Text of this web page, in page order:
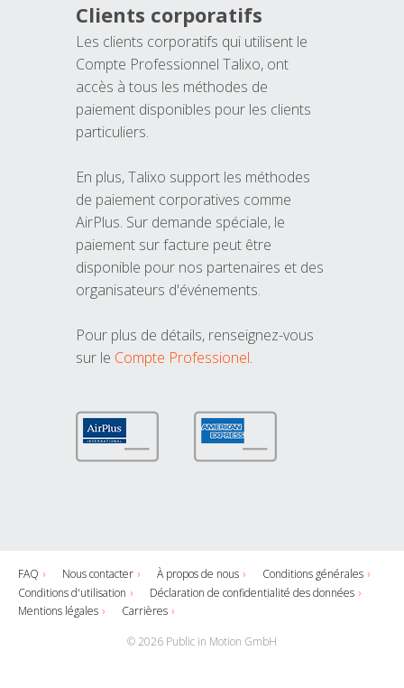
Clients corporatifs
Les clients corporatifs qui utilisent le
Compte Professionnel Talixo, ont
accès à tous les méthodes de
paiement disponibles pour les clients
particuliers.
En plus, Talixo support les méthodes
de paiement corporatives comme
AirPlus. Sur demande spéciale, le
paiement sur facture peut être
disponible pour nos partenaires et des
organisateurs d'événements.
Pour plus de détails, renseignez-vous
sur le Compte Professionel.
FAQ Nous contacter À propos de nous
Conditions générales
Conditions d'utilisation
Déclaration de confidentialité des données
Mentions légales
Carrières
© 2026 Public in Motion GmbH